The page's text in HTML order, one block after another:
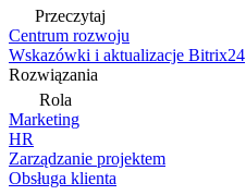
Przeczytaj
Centrum rozwoju
Wskazówki i aktualizacje Bitrix24
Rozwiązania
Rola
Marketing
HR
Zarządzanie projektem
Obsługa klienta